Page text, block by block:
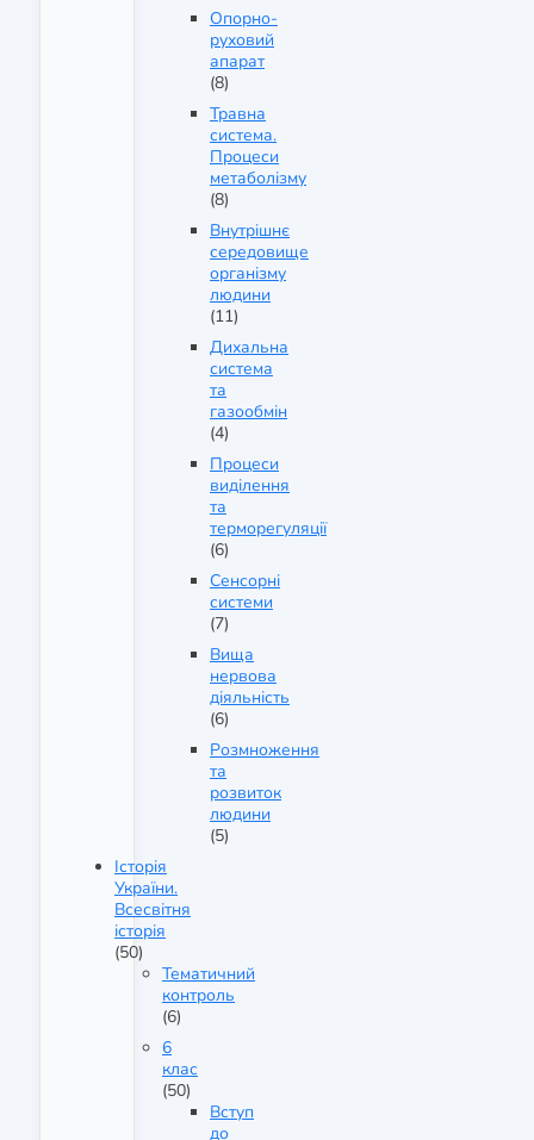
Опорно-
руховий
апарат
(8)
Травна
система.
Процеси
метаболізму
(8)
Внутрішнє
середовище
організму
людини
(11)
Дихальна
система
та
газообмін
(4)
Процеси
виділення
та
терморегуляції
(6)
Сенсорні
системи
(7)
Вища
нервова
діяльність
(6)
Розмноження
та
розвиток
людини
(5)
Історія
України.
Всесвітня
історія
(50)
Тематичний
контроль
(6)
6
клас
(50)
Вступ
до